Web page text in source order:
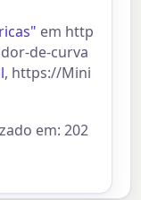
em http
de-curva
, https://Mini
em: 202